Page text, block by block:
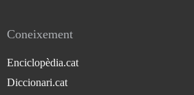
Coneixement
Enciclopèdia.cat
Diccionari.cat